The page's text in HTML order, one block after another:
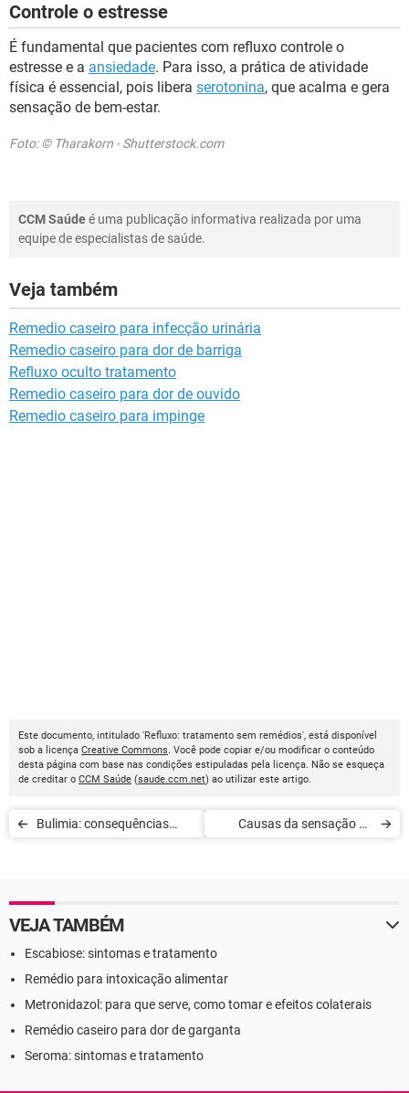
Controle o estresse
É fundamental que pacientes com refluxo controle o
estresse e a ansiedade. Para isso, a prática de atividade
física é essencial, pois libera serotonina, que acalma e gera
sensação de bem-estar.
Foto: © Tharakorn - Shutterstock.com
CCM Saúdeé uma publicação informativa realizada por uma
equipe de especialistas de saúde.
Veja também
Remedio caseiro para infecção urinária
Remedio caseiro para dor de barriga
Refluxo oculto tratamento
Remedio caseiro para dor de ouvido
Remedio caseiro para impinge
Este documento, intitulado 'Refluxo: tratamento sem remédios', está disponível
sob a licença Creative Commons. Você pode copiar e/ou modificar o conteúdo
desta página com base nas condições estipuladas pela licença. Não se esqueça
de creditar o CCM Saúde (saude.ccm.net) ao utilizar este artigo.
Bulimia: consequências
Causas da sensação de
VEJA TAMBÉM
Escabiose: sintomas e tratamento
Remédio para intoxicação alimentar
Metronidazol: para que serve, como tomar e efeitos colaterais
Remédio caseiro para dor de garganta
Seroma: sintomas e tratamento